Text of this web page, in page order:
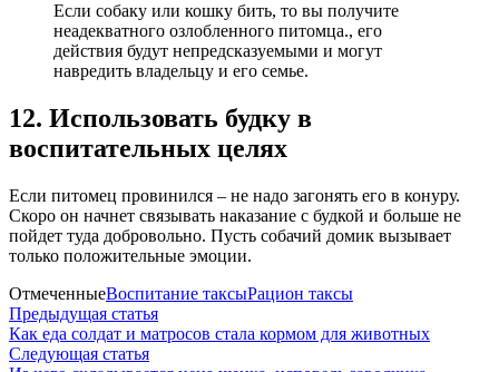
Если собаку или кошку бить, то вы получите
неадекватного озлобленного питомца., его
действия будут непредсказуемыми и могут
навредить владельцу и его семье.
12. Использовать будку в
воспитательных целях
Если питомец провинился – не надо загонять его в конуру.
Скоро он начнет связывать наказание с будкой и больше не
пойдет туда добровольно. Пусть собачий домик вызывает
только положительные эмоции.
ОтмеченныеВоспитание таксыРацион таксы
Навигация
по
Предыдущая статьяПредыдущая
статья:
Как еда солдат и матросов стала кормом для животных
Следующая статьяСледующая